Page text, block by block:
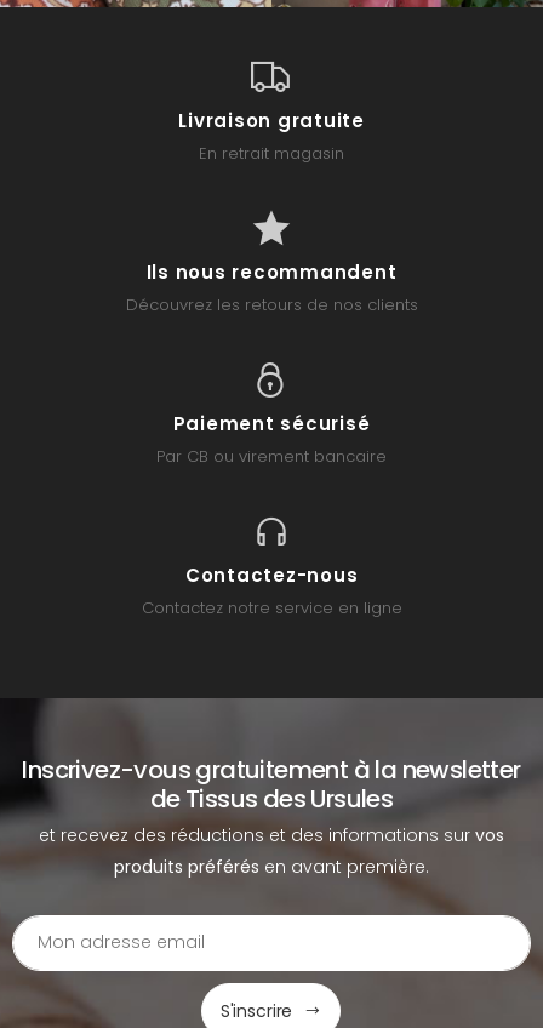
Livraison gratuite
En retrait magasin
Ils nous recommandent
Découvrez les retours de nos clients
Paiement sécurisé
Par CB ou virement bancaire
Contactez-nous
Contactez notre service en ligne
Inscrivez-vous gratuitement à la newsletter
de Tissus des Ursules
et recevez des réductions et des informations sur vos
produits préférés en avant première.
S'inscrire